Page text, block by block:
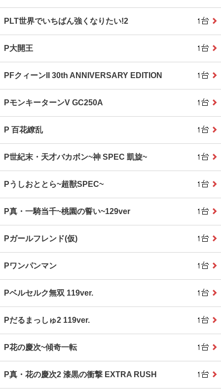
PLT世界でいちばん強くなりたい!2
P大開王
PFクィーンII 30th ANNIVERSARY EDITION
PモンキーターンV GC250A
P 百花繚乱
P世紀末・天才バカボン~神 SPEC 凱旋~
Pうしおととら~超獣SPEC~
P真・一騎当千~桃園の誓い~129ver
Pガールフレンド(仮)
Pワンパンマン
Pベルセルク無双 119ver.
Pだるまっしゅ2 119ver.
P花の慶次~傾奇一転
P真・花の慶次2 漆黒の衝撃 EXTRA RUSH